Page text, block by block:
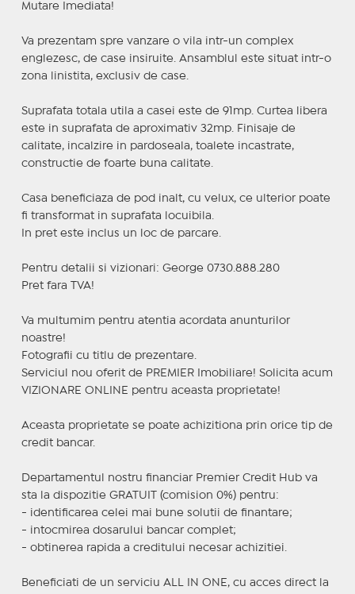
Mutare Imediata!
Va prezentam spre vanzare o vila intr-un complex
englezesc, de case insiruite. Ansamblul este situat intr-o
zona linistita, exclusiv de case.
Suprafata totala utila a casei este de 91mp. Curtea libera
este in suprafata de aproximativ 32mp. Finisaje de
calitate, incalzire in pardoseala, toalete incastrate,
constructie de foarte buna calitate.
Casa beneficiaza de pod inalt, cu velux, ce ulterior poate
fi transformat in suprafata locuibila.
In pret este inclus un loc de parcare.
Pentru detalii si vizionari: George 0730.888.280
Pret fara TVA!
Va multumim pentru atentia acordata anunturilor
noastre!
Fotografii cu titlu de prezentare.
Serviciul nou oferit de PREMIER Imobiliare! Solicita acum
VIZIONARE ONLINE pentru aceasta proprietate!
Aceasta proprietate se poate achizitiona prin orice tip de
credit bancar.
Departamentul nostru financiar Premier Credit Hub va
sta la dispozitie GRATUIT (comision 0%) pentru:
- identificarea celei mai bune solutii de finantare;
- intocmirea dosarului bancar complet;
- obtinerea rapida a creditului necesar achizitiei.
Beneficiati de un serviciu ALL IN ONE, cu acces direct la